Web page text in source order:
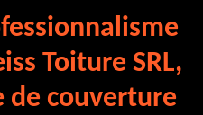
Toiture SRL,
de couverture